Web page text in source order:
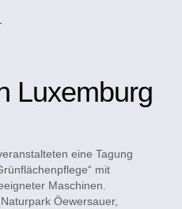
Luxemburg
eine Tagung
mit
Maschinen.
Öewersauer,